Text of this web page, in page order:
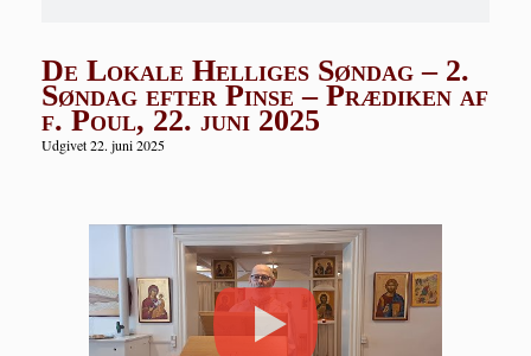
De Lokale Helliges Søndag – 2.
Søndag efter Pinse – Prædiken af
f. Poul, 22. juni 2025
Udgivet 22. juni 2025